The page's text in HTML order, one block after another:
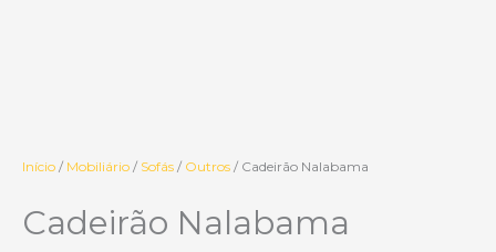
Início / Mobiliário / Sofás / Outros / Cadeirão Nalabama
Cadeirão Nalabama